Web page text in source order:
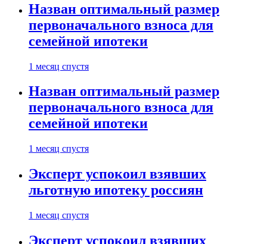
Назван оптимальный размер
первоначального взноса для
семейной ипотеки
1 месяц спустя
Назван оптимальный размер
первоначального взноса для
семейной ипотеки
1 месяц спустя
Эксперт успокоил взявших
льготную ипотеку россиян
1 месяц спустя
Эксперт успокоил взявших